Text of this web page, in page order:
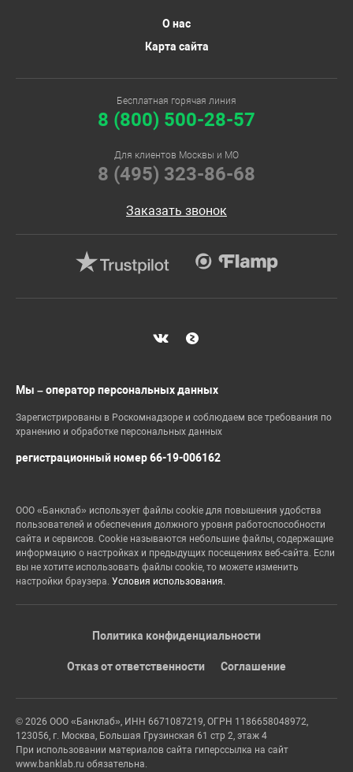
О нас
Карта сайта
Бесплатная горячая линия
8 (800) 500-28-57
Для клиентов Москвы и МО
8 (495) 323-86-68
Заказать звонок
Мы – оператор персональных данных
Зарегистрированы в Роскомнадзоре и соблюдаем все требования по
хранению и обработке персональных данных
регистрационный номер 66-19-006162
ООО «Банклаб» использует файлы cookie для повышения удобства
пользователей и обеспечения должного уровня работоспособности
сайта и сервисов. Cookie называются небольшие файлы, содержащие
информацию о настройках и предыдущих посещениях веб-сайта. Если
вы не хотите использовать файлы cookie, то можете изменить
настройки браузера. Условия использования.
Политика конфиденциальности
Отказ от ответственности Соглашение
© 2026 ООО «Банклаб», ИНН 6671087219, ОГРН 1186658048972,
123056, г. Москва, Большая Грузинская 61 стр 2, этаж 4
При использовании материалов сайта гиперссылка на сайт
www.banklab.ru обязательна.